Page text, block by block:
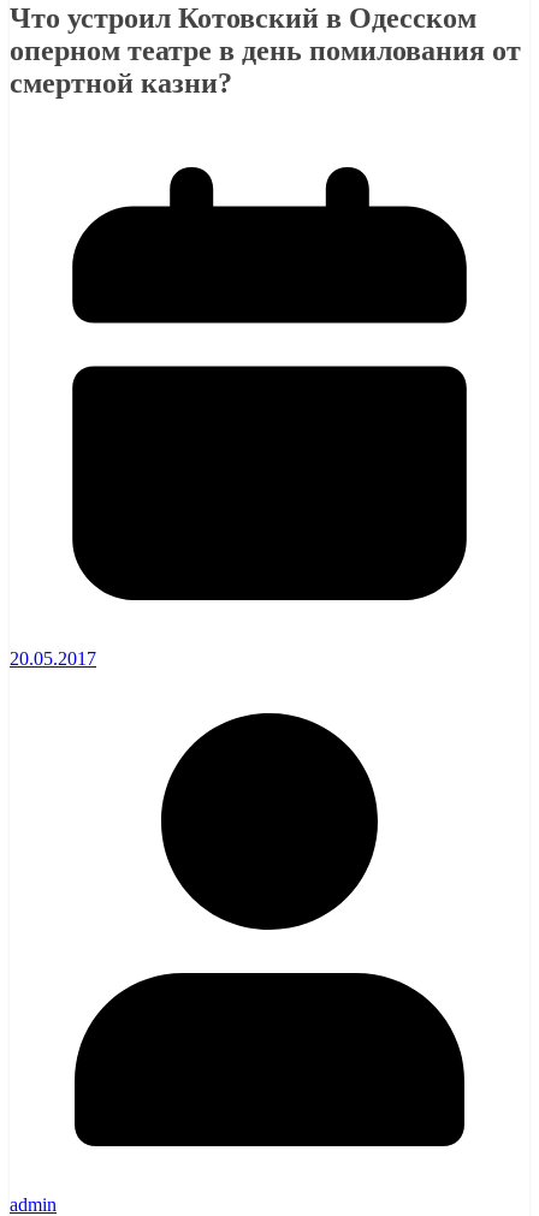
Что устроил Котовский в Одесском
оперном театре в день помилования от
смертной казни?
20.05.2017
admin